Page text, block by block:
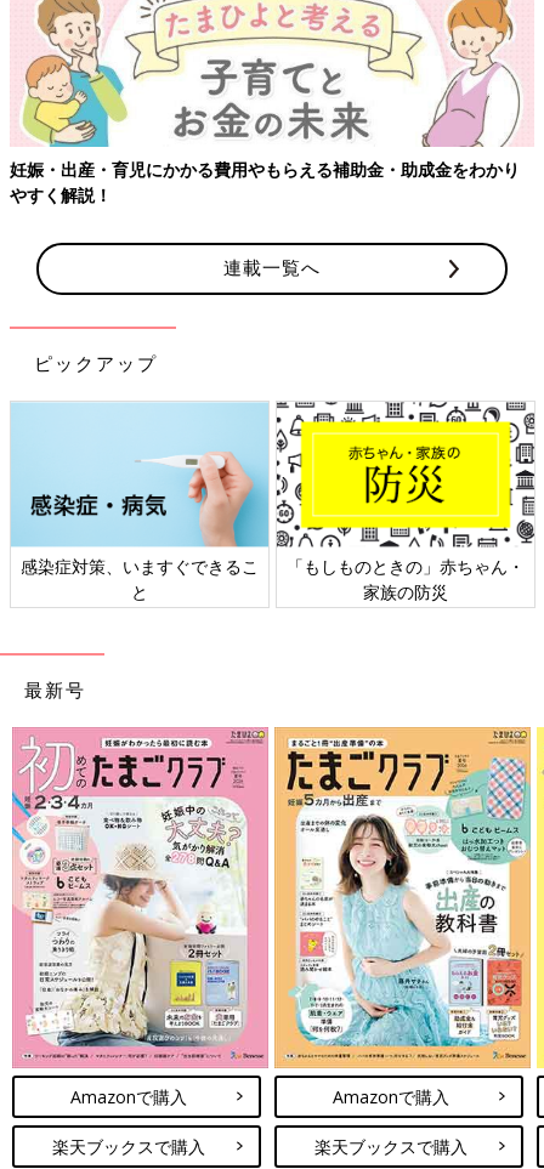
妊娠・出産・育児にかかる費用やもらえる補助金・助成金をわかり
やすく解説！
連載一覧へ
ピックアップ
感染症対策、いますぐできるこ
と
「もしものときの」赤ちゃん・
家族の防災
最新号
Amazonで購入
楽天ブックスで購入
Amazonで購入
楽天ブックスで購入